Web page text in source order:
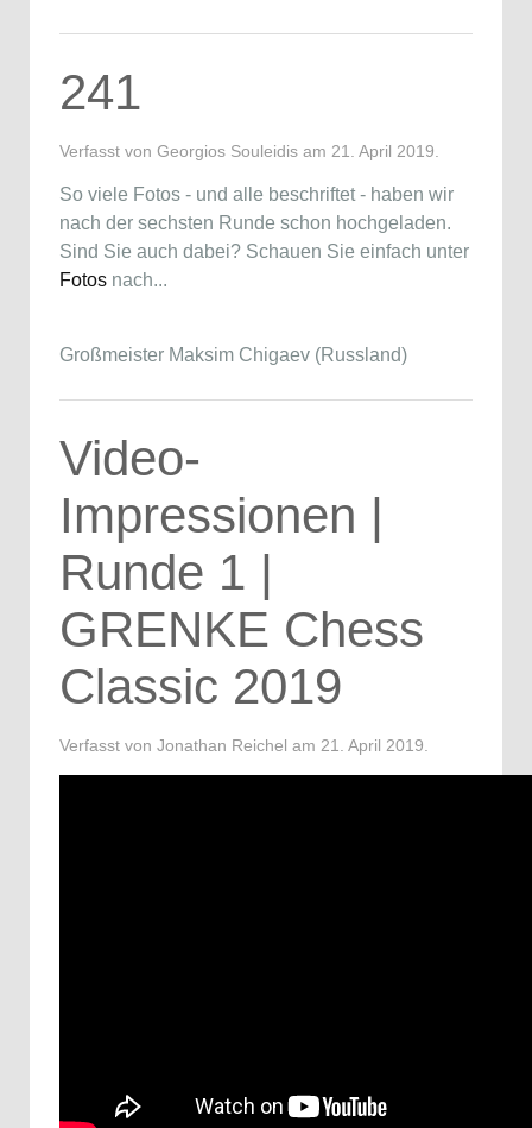
241
Verfasst von Georgios Souleidis am 21. April 2019
So viele Fotos - und alle beschriftet - haben wir
nach der sechsten Runde schon hochgeladen.
Sind Sie auch dabei? Schauen Sie einfach unter
Fotos nach...
Großmeister Maksim Chigaev (Russland)
Video-
Impressionen |
Runde 1 |
GRENKE Chess
Classic 2019
Verfasst von Jonathan Reichel am 21. April 2019